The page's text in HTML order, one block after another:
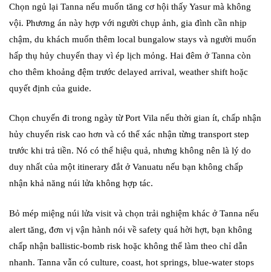
Chọn ngủ lại Tanna nếu muốn tăng cơ hội thấy Yasur mà không
vội. Phương án này hợp với người chụp ảnh, gia đình cần nhịp
chậm, du khách muốn thêm local bungalow stays và người muốn
hấp thụ hủy chuyến thay vì ép lịch mỏng. Hai đêm ở Tanna còn
cho thêm khoảng đệm trước delayed arrival, weather shift hoặc
quyết định của guide.
Chọn chuyến đi trong ngày từ Port Vila nếu thời gian ít, chấp nhận
hủy chuyến risk cao hơn và có thể xác nhận từng transport step
trước khi trả tiền. Nó có thể hiệu quả, nhưng không nên là lý do
duy nhất của một itinerary đắt ở Vanuatu nếu bạn không chấp
nhận khả năng núi lửa không hợp tác.
Bỏ mép miệng núi lửa visit và chọn trải nghiệm khác ở Tanna nếu
alert tăng, đơn vị vận hành nói về safety quá hời hợt, bạn không
chấp nhận ballistic-bomb risk hoặc không thể làm theo chỉ dẫn
nhanh. Tanna vẫn có culture, coast, hot springs, blue-water stops